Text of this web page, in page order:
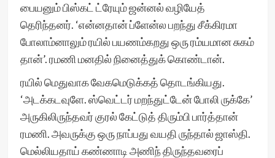
பையனும் பிஸ்கட் ட்ரேயும் ஜன்னல் வழியேத்
தெரிந்தனர். ‘என்னதான் ப்ளேன்ல பறந்து சீக்கிரமா
போலாம்னாலும் ரயில் பயணம்கறது ஒரு ரம்யமான சுகம்
தான்’. ரமணி மனதில் நினைத்துக் கொண்டான்.
ரயில் மெதுவாக வேகமெடுக்கத் தொடங்கியது.
‘அடக்கடவுளே. ஸ்வெட்டர் மறந்துட்டேன் போலி ருக்கே’
அருகிலிருந்தவர் குரல் கேட்டுத் திரும்பி பார்த்தான்
ரமணி. அவருக்கு ஒரு நாப்பது வயதி ருந்தால் ஜாஸ்தி.
மெல்லியதாய் கண்ணாடி அணிந் திருந்தவரைப்